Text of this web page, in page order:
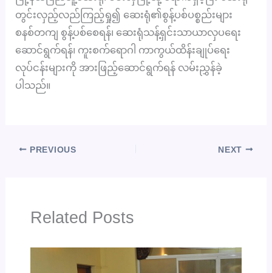
တွင်းလှည့်လည်ကြည့်ရှု၍ ဆေးရုံ၏စွန့်ပစ်ပစ္စည်းများ
စနစ်တကျ စွန့်ပစ်စေရန်၊ ဆေးရုံသန့်ရှင်းသာယာလှပရေး
ဆောင်ရွက်ရန်၊ ကူးစက်ရောဂါ ကာကွယ်ထိန်းချုပ်ရေး
လုပ်ငန်းများကို အားဖြည့်ဆောင်ရွက်ရန် လမ်းညွှန်ခဲ့
ပါသည်။
PREVIOUS NEXT
Related Posts